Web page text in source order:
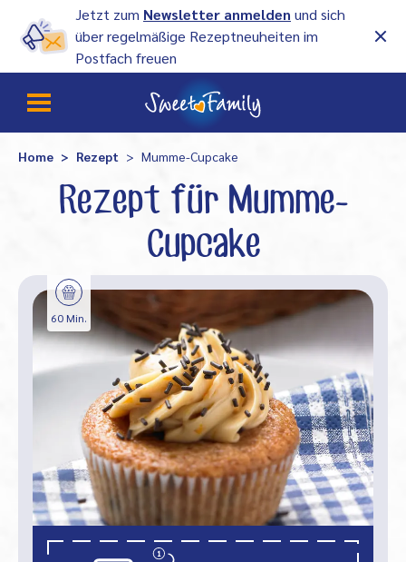
Jetzt zum Newsletter anmelden und sich
über regelmäßige Rezeptneuheiten im
Postfach freuen
Home Rezept Mumme-Cupcake
Rezept für Mumme-
Cupcake
60 Min.